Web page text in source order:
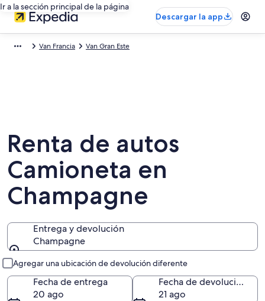
Ir a la sección principal de la página
Descargar la app
Van Francia Van Gran Este
Renta de autos
Camioneta en
Champagne
Entrega y devolución
Champagne
Agregar una ubicación de devolución diferente
Fecha de entrega
20 ago
Fecha de devolución
21 ago